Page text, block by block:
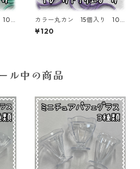
10
カラー丸カン 15個入り 10
㎜ ラベンダー【MCC-10-LB
R】
¥120
ル中の商品